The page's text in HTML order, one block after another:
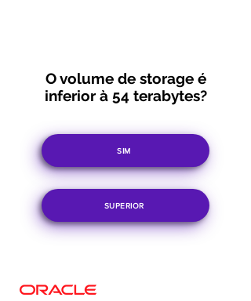
O volume de storage é
inferior à 54 terabytes?
SIM
SUPERIOR